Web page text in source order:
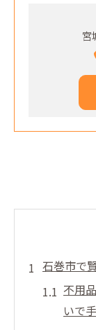
宮
石巻市で
不用
いで